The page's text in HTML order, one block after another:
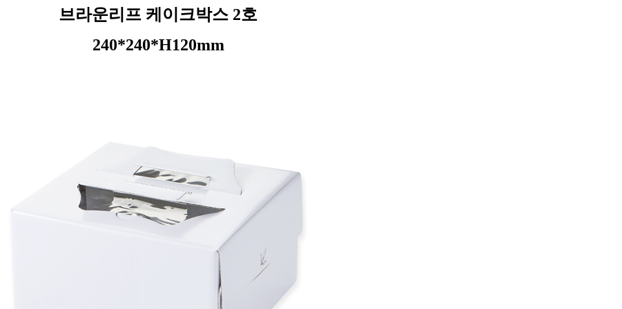
브라운리프 케이크박스 2호
240*240*H120mm